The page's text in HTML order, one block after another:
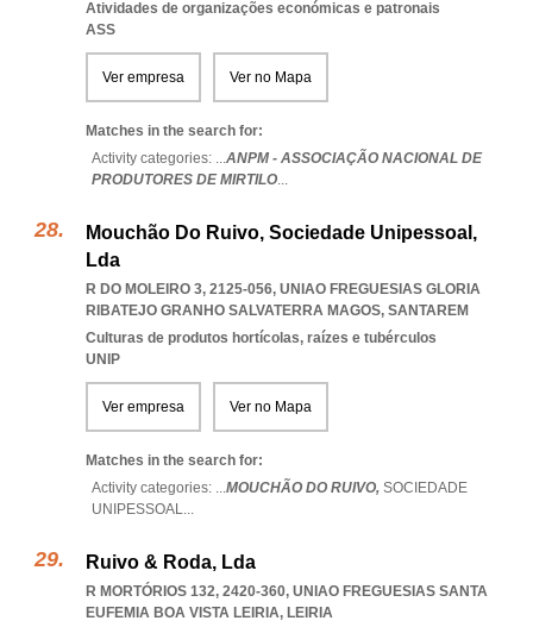
Atividades de organizações económicas e patronais
ASS
Ver empresa Ver no Mapa
Matches in the search for:
Activity categories: ...ANPM - ASSOCIAÇÃO NACIONAL DE
PRODUTORES DE MIRTILO...
Mouchão Do Ruivo, Sociedade Unipessoal,
Lda
R DO MOLEIRO 3, 2125-056, UNIAO FREGUESIAS GLORIA
RIBATEJO GRANHO SALVATERRA MAGOS, SANTAREM
Culturas de produtos hortícolas, raízes e tubérculos
UNIP
Ver empresa Ver no Mapa
Matches in the search for:
Activity categories: ...MOUCHÃO DO RUIVO, SOCIEDADE
UNIPESSOAL...
Ruivo & Roda, Lda
R MORTÓRIOS 132, 2420-360, UNIAO FREGUESIAS SANTA
EUFEMIA BOA VISTA LEIRIA, LEIRIA